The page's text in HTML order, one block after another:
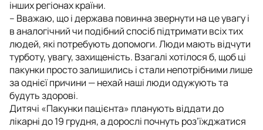
інших регіонах країни.
– Вважаю, що і держава повинна звернути на це увагу і
в аналогічний чи подібний спосіб підтримати всіх тих
людей, які потребують допомоги. Люди мають відчути
турботу, увагу, захищеність. Взагалі хотілося б, щоб ці
пакунки просто залишились і стали непотрібними лише
за однієї причини — нехай наші люди одужують та
будуть здорові.
Дитячі «Пакунки пацієнта» планують віддати до
лікарні до 19 грудня, а дорослі почнуть роз’їжджатися